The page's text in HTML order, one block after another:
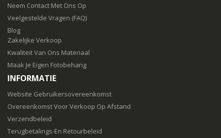
Neem Contact Met Ons Op
Veelgestelde Vragen (FAQ)
Blog
Zakelijke Verkoop
Kwaliteit Van Ons Materiaal
Maak Je Eigen Fotobehang
INFORMATIE
Website Gebruikersovereenkomst
Overeenkomst Voor Verkoop Op Afstand
Verzendbeleid
Terugbetalings-En Retourbeleid